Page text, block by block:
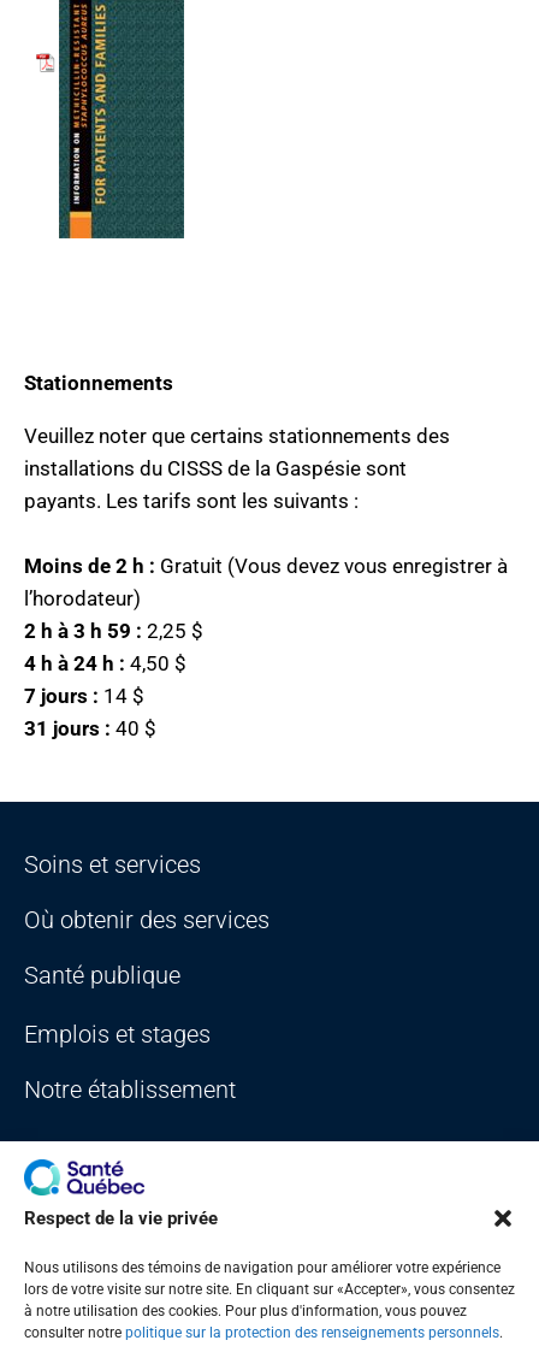
Respect de la vie privée
Nous utilisons des témoins de navigation pour améliorer votre expérience
lors de votre visite sur notre site. En cliquant sur «Accepter», vous consentez
à notre utilisation des cookies. Pour plus d'information, vous pouvez
consulter notre politique sur la protection des renseignements personnels.
Stationnements
Veuillez noter que certains stationnements des
installations du CISSS de la Gaspésie sont
payants. Les tarifs sont les suivants :
Moins de 2 h : Gratuit (Vous devez vous enregistrer à
l’horodateur)
2 h à 3 h 59 : 2,25 $
4 h à 24 h : 4,50 $
7 jours : 14 $
31 jours : 40 $
Soins et services
Où obtenir des services
Santé publique
Emplois et stages
Notre établissement
Plan du siteAccès à l'informationAccessibilitéPortail Québec
Signaler une erreur sur le site Web